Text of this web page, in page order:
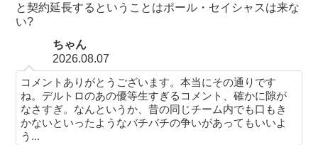
と契約延長するということはポール・セイシャスは来な
い?
ちゃん
2026.08.07
コメントありがとうございます。本当にその通りです
ね。デルトロのあの優等生すぎるコメント、確かに隙が
なさすぎ。なんというか、昔の同じチーム内でも口もき
かないといったようなバチバチの争いがあってもいいよ
う...